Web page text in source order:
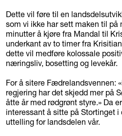
Dette vil føre til en
som vi ikke har sett maken til på
minutter å kjøre fra Mandal til
underkant av to timer fra
dette vil medføre kolossale
næringsliv, bosetting og levekår.
For å sitere Fædrelandsvennen:
regjering har det skjedd mer på
åtte år med rødgrønt styre.» Da
interessant å sitte på Stortinget
uttelling for landsdelen vår.